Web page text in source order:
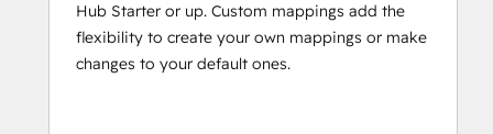
Hub Starter or up. Custom mappings add the
flexibility to create your own mappings or make
changes to your default ones.